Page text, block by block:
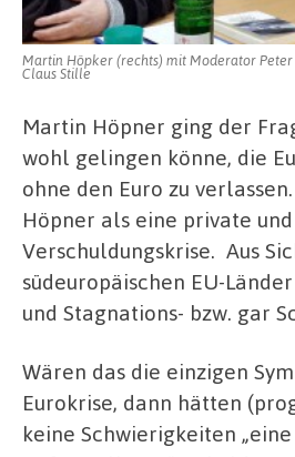
Martin Höpker (rechts) mit Moderator Peter
Claus Stille
Martin Höpner ging der
wohl gelingen könne, die
ohne den Euro zu
Höpner als eine private
Verschuldungskrise. Aus
südeuropäischen EU-
und Stagnations- bzw. gar
Wären das die einzigen
Eurokrise, dann hätten
keine Schwierigkeiten